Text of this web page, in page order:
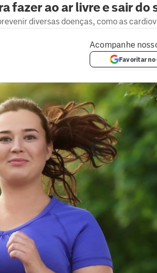
fazer ao ar livre e sair
diversas doenças, como as
Acompanhe
Favoritar no